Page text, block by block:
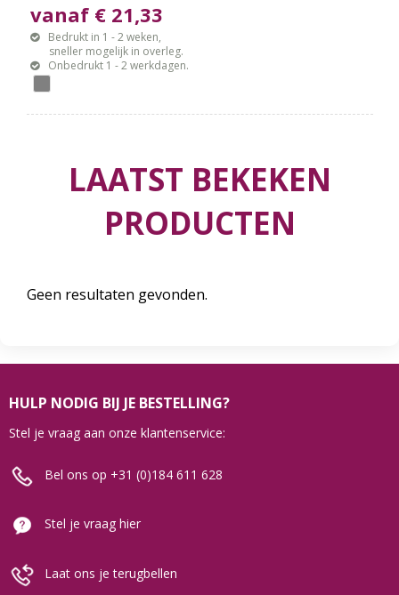
vanaf € 21,33
Bedrukt in 1 - 2 weken,
sneller mogelijk in overleg.
Onbedrukt 1 - 2 werkdagen.
LAATST BEKEKEN
PRODUCTEN
Geen resultaten gevonden.
HULP NODIG BIJ JE BESTELLING?
Stel je vraag aan onze klantenservice:
Bel ons op +31 (0)184 611 628
Stel je vraag hier
Laat ons je terugbellen